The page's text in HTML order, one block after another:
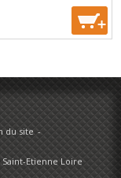
+
du site
Etienne Loire